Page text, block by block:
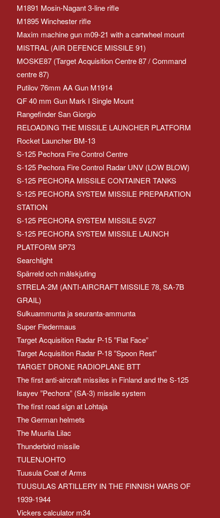
M1891 Mosin-Nagant 3-line rifle
M1895 Winchester rifle
Maxim machine gun m09-21 with a cartwheel mount
MISTRAL (AIR DEFENCE MISSILE 91)
MOSKE87 (Target Acquisition Centre 87 / Command
centre 87)
Putilov 76mm AA Gun M1914
QF 40 mm Gun Mark I Single Mount
Rangefinder San Giorgio
RELOADING THE MISSILE LAUNCHER PLATFORM
Rocket Launcher BM-13
S-125 Pechora Fire Control Centre
S-125 Pechora Fire Control Radar UNV (LOW BLOW)
S-125 PECHORA MISSILE CONTAINER TANKS
S-125 PECHORA SYSTEM MISSILE PREPARATION
STATION
S-125 PECHORA SYSTEM MISSILE 5V27
S-125 PECHORA SYSTEM MISSILE LAUNCH
PLATFORM 5P73
Searchlight
Spärreld och målskjuting
STRELA-2M (ANTI-AIRCRAFT MISSILE 78, SA-7B
GRAIL)
Sulkuammunta ja seuranta-ammunta
Super Fledermaus
Target Acquisition Radar P-15 ”Flat Face”
Target Acquisition Radar P-18 ”Spoon Rest”
TARGET DRONE RADIOPLANE BTT
The first anti-aircraft missiles in Finland and the S-125
Isayev ”Pechora” (SA-3) missile system
The first road sign at Lohtaja
The German helmets
The Muurila Lilac
Thunderbird missile
TULENJOHTO
Tuusula Coat of Arms
TUUSULAS ARTILLERY IN THE FINNISH WARS OF
1939-1944
Vickers calculator m34